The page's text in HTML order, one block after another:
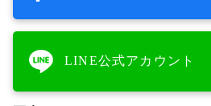
LINE公式アカウント